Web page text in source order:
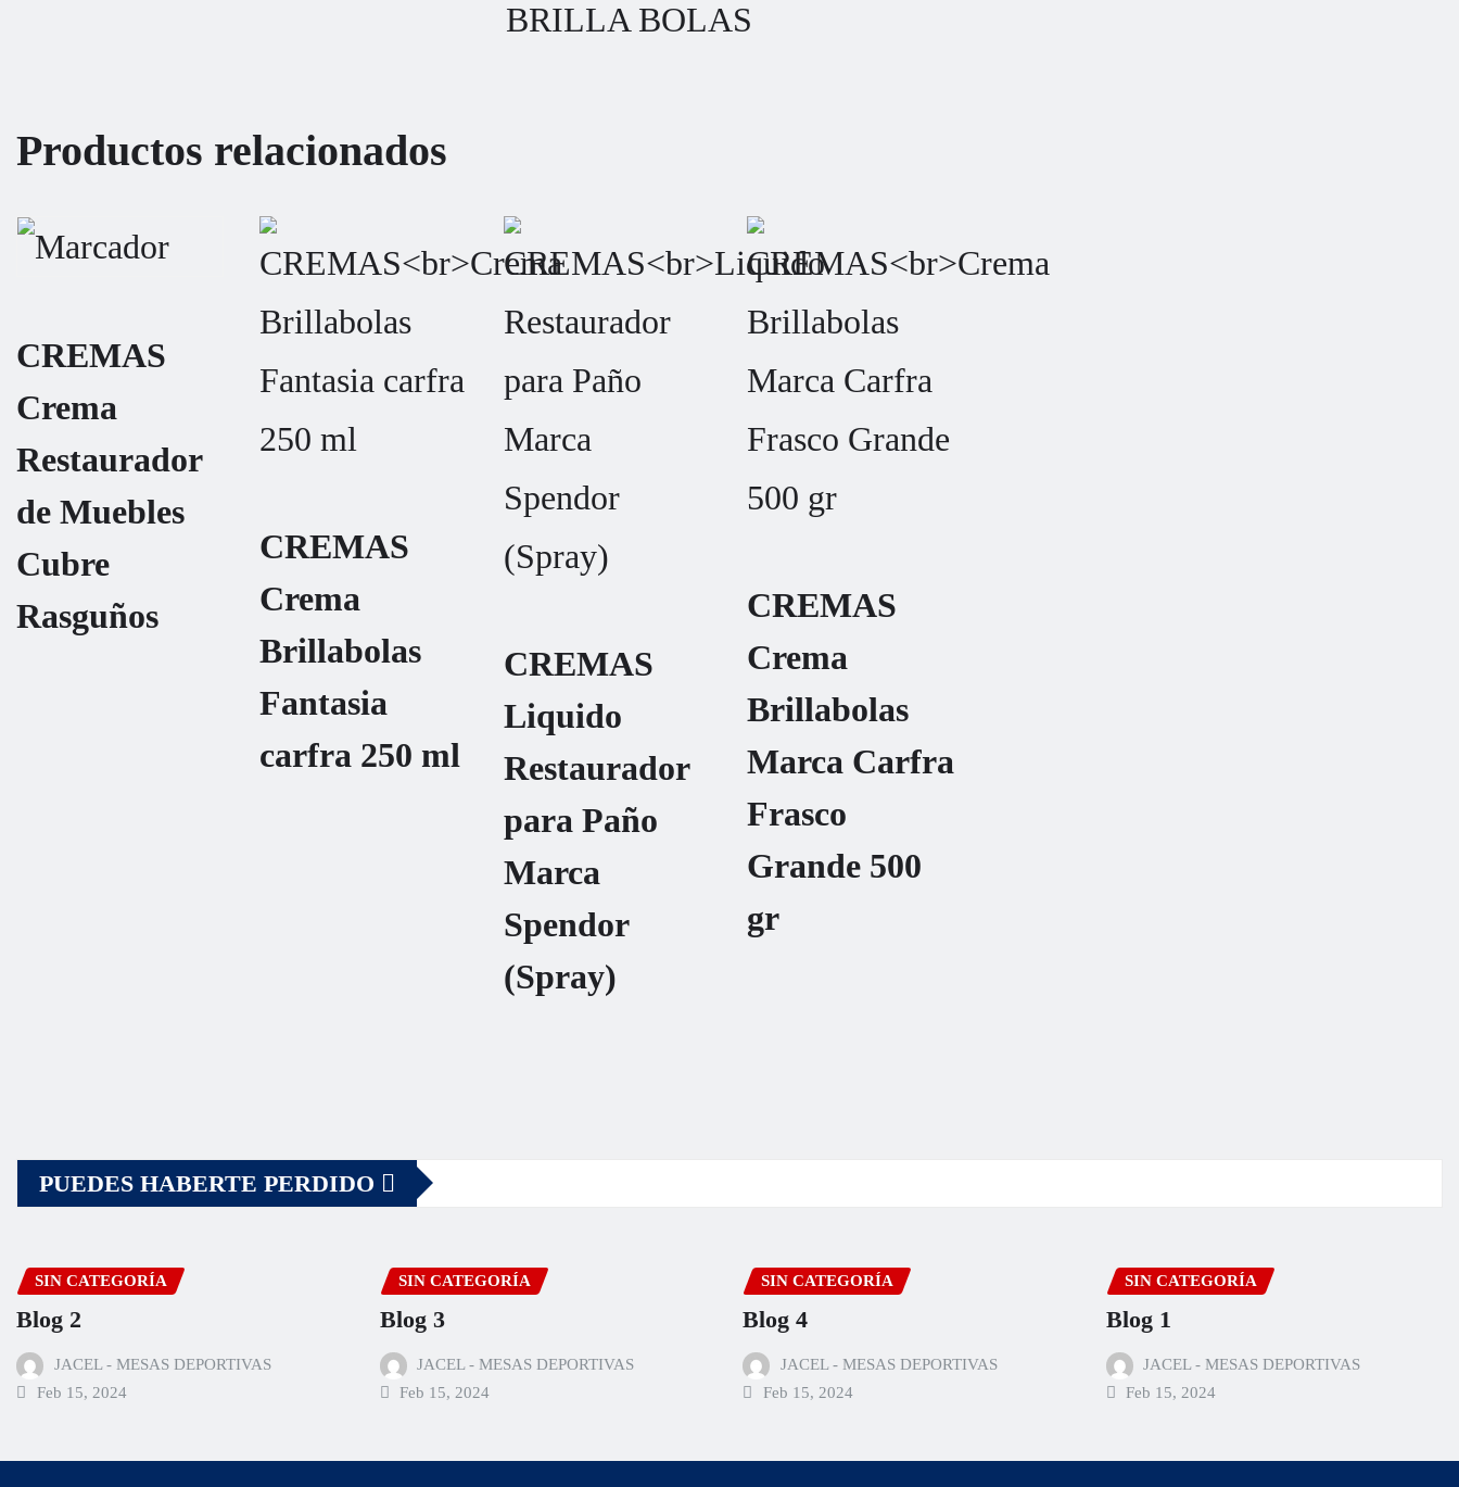
BRILLA BOLAS
Productos relacionados
CREMAS
Crema
Restaurador
de Muebles
Cubre
Rasguños
CREMAS
Crema
Brillabolas
Fantasia
carfra 250 ml
CREMAS
Liquido
Restaurador
para Paño
Marca
Spendor
(Spray)
CREMAS
Crema
Brillabolas
Marca Carfra
Frasco
Grande 500
gr
PUEDES HABERTE PERDIDO
SIN CATEGORÍA
Blog 2
JACEL - MESAS DEPORTIVAS
Feb 15, 2024
SIN CATEGORÍA
Blog 3
JACEL - MESAS DEPORTIVAS
Feb 15, 2024
SIN CATEGORÍA
Blog 4
JACEL - MESAS DEPORTIVAS
Feb 15, 2024
SIN CATEGORÍA
Blog 1
JACEL - MESAS DEPORTIVAS
Feb 15, 2024